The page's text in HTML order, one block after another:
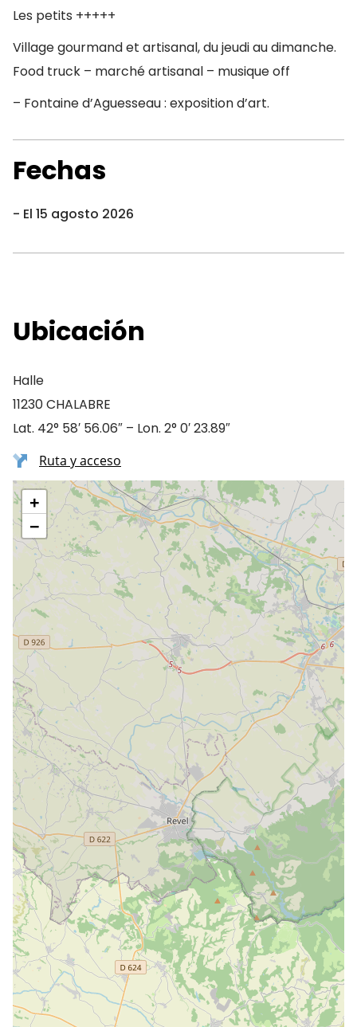
Les petits +++++
Village gourmand et artisanal, du jeudi au dimanche.
Food truck – marché artisanal – musique off
– Fontaine d’Aguesseau : exposition d’art.
Fechas
El 15 agosto 2026
Ubicación
Halle
11230 CHALABRE
Lat. 42° 58′ 56.06″ – Lon. 2° 0′ 23.89″
Ruta y acceso
+
−